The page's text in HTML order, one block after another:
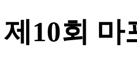
제10회 마